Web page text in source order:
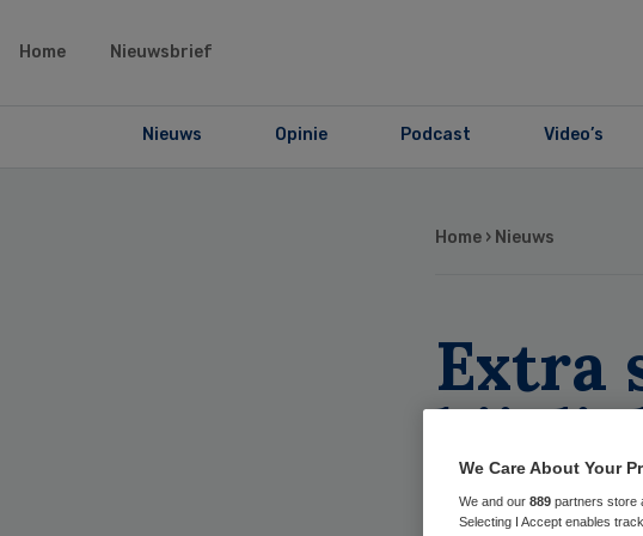
Home Nieuwsbrief
Nieuws Opinie Podcast Video’s
Home › Nieuws
Extra
bij
We Care About Your
We and our 889 partners store
Selecting I Accept enables